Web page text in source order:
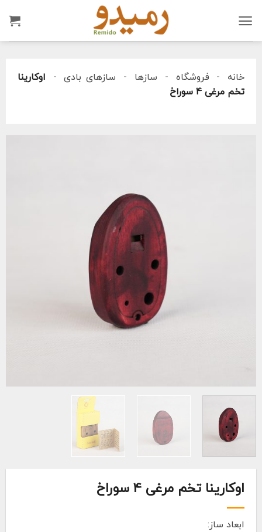
خانه - فروشگاه - سازها - سازهای بادی -
اوکارینا
تخم مرغی 4 سوراخ
اوکارینا تخم مرغی 4 سوراخ
ابعاد ساز: